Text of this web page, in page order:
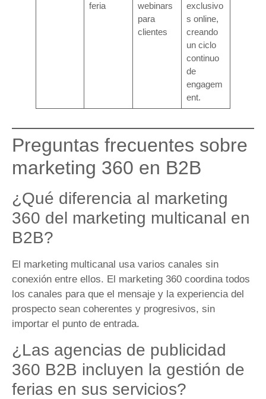
feria
webinars
para
clientes
exclusivo
s online,
creando
un ciclo
continuo
de
engagem
ent.
Preguntas frecuentes sobre
marketing 360 en B2B
¿Qué diferencia al marketing
360 del marketing multicanal en
B2B?
El marketing multicanal usa varios canales sin
conexión entre ellos. El marketing 360 coordina todos
los canales para que el mensaje y la experiencia del
prospecto sean coherentes y progresivos, sin
importar el punto de entrada.
¿Las agencias de publicidad
360 B2B incluyen la gestión de
ferias en sus servicios?